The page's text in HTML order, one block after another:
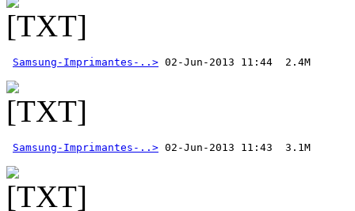
Samsung-Imprimantes-..>
Samsung-Imprimantes-..>